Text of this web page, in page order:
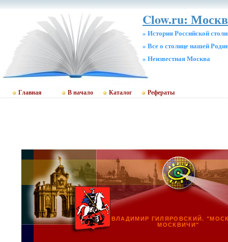
Clow.ru:
» История Российской
» Все о столице нашей
» Неизвестная Москва
Главная В начало Каталог Рефераты
ВЛАДИМИР ГИЛЯРОВСКИЙ.
МОСКВИЧИ"